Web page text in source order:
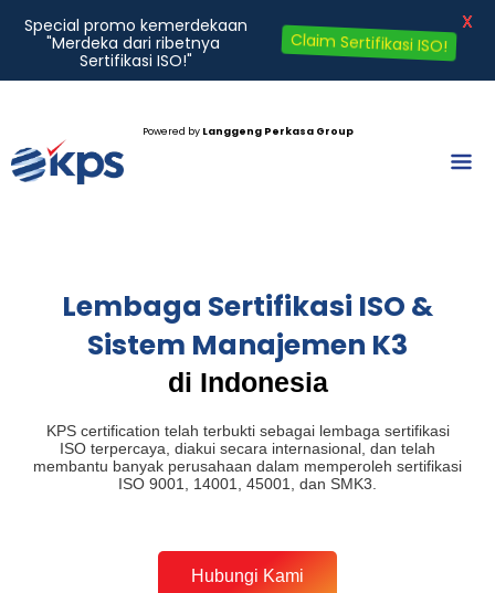
konten
Powered by Langgeng Perkasa Group
Lembaga Sertifikasi ISO &
Sistem Manajemen K3
di Indonesia
KPS certification telah terbukti sebagai lembaga sertifikasi
ISO terpercaya, diakui secara internasional, dan telah
membantu banyak perusahaan dalam memperoleh sertifikasi
ISO 9001, 14001, 45001, dan SMK3.
Hubungi Kami
Special promo kemerdekaan
"Merdeka dari ribetnya
Sertifikasi ISO!"
Claim Sertifikasi ISO!
X